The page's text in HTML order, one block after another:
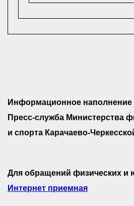
Информационное наполнение
Пресс-служба Министерства
и спорта Карачаево-
Для обращений физических и
Интернет приемная